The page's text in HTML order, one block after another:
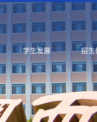
学生发展 招生